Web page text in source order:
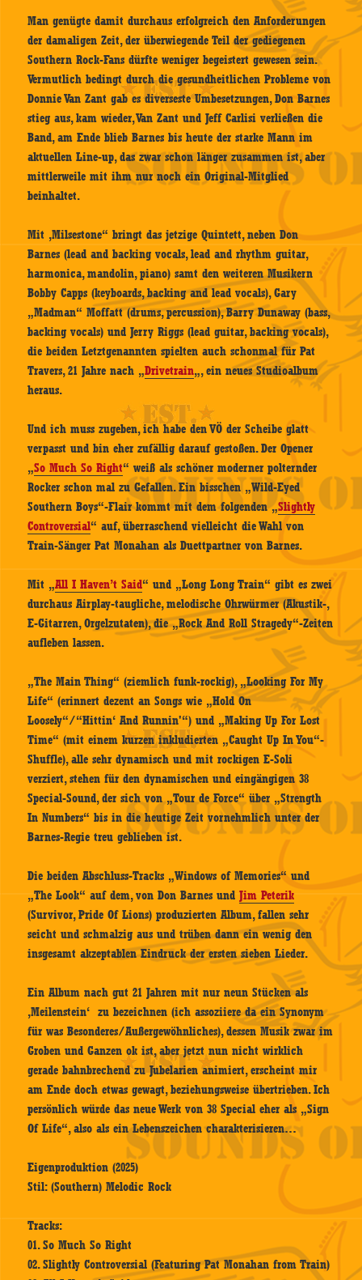
Man genügte damit durchaus erfolgreich den Anforderungen
der damaligen Zeit, der überwiegende Teil der gediegenen
Southern Rock-Fans dürfte weniger begeistert gewesen sein.
Vermutlich bedingt durch die gesundheitlichen Probleme von
Donnie Van Zant gab es diverseste Umbesetzungen, Don Barnes
stieg aus, kam wieder, Van Zant und Jeff Carlisi verließen die
Band, am Ende blieb Barnes bis heute der starke Mann im
aktuellen Line-up, das zwar schon länger zusammen ist, aber
mittlerweile mit ihm nur noch ein Original-Mitglied
beinhaltet.
Mit ‚Milsestone“ bringt das jetzige Quintett, neben Don
Barnes (lead and backing vocals, lead and rhythm guitar,
harmonica, mandolin, piano) samt den weiteren Musikern
Bobby Capps (keyboards, backing and lead vocals), Gary
„Madman“ Moffatt (drums, percussion), Barry Dunaway (bass,
backing vocals) und Jerry Riggs (lead guitar, backing vocals),
die beiden Letztgenannten spielten auch schonmal für Pat
Travers, 21 Jahre nach „Drivetrain„, ein neues Studioalbum
heraus.
Und ich muss zugeben, ich habe den VÖ der Scheibe glatt
verpasst und bin eher zufällig darauf gestoßen. Der Opener
„So Much So Right“ weiß als schöner moderner polternder
Rocker schon mal zu Gefallen. Ein bisschen „Wild-Eyed
Southern Boys“-Flair kommt mit dem folgenden „Slightly
Controversial“ auf, überraschend vielleicht die Wahl von
Train-Sänger Pat Monahan als Duettpartner von Barnes.
Mit „All I Haven’t Said“ und „Long Long Train“ gibt es zwei
durchaus Airplay-taugliche, melodische Ohrwürmer (Akustik-,
E-Gitarren, Orgelzutaten), die „Rock And Roll Stragedy“-Zeiten
aufleben lassen.
„The Main Thing“ (ziemlich funk-rockig), „Looking For My
Life“ (erinnert dezent an Songs wie „Hold On
Loosely“/“Hittin‘ And Runnin'“) und „Making Up For Lost
Time“ (mit einem kurzen inkludierten „Caught Up In You“-
Shuffle), alle sehr dynamisch und mit rockigen E-Soli
verziert, stehen für den dynamischen und eingängigen 38
Special-Sound, der sich von „Tour de Force“ über „Strength
In Numbers“ bis in die heutige Zeit vornehmlich unter der
Barnes-Regie treu geblieben ist.
Die beiden Abschluss-Tracks „Windows of Memories“ und
„The Look“ auf dem, von Don Barnes undJim Peterik
(Survivor, Pride Of Lions) produzierten Album, fallen sehr
seicht und schmalzig aus und trüben dann ein wenig den
insgesamt akzeptablen Eindruck der ersten sieben Lieder.
Ein Album nach gut 21 Jahren mit nur neun Stücken als
‚Meilenstein‘ zu bezeichnen (ich assoziiere da ein Synonym
für was Besonderes/Außergewöhnliches), dessen Musik zwar im
Groben und Ganzen ok ist, aber jetzt nun nicht wirklich
gerade bahnbrechend zu Jubelarien animiert, erscheint mir
am Ende doch etwas gewagt, beziehungsweise übertrieben. Ich
persönlich würde das neue Werk von 38 Special eher als „Sign
Of Life“, also als ein Lebenszeichen charakterisieren…
Eigenproduktion (2025)
Stil: (Southern) Melodic Rock
Tracks:
01. So Much So Right
02. Slightly Controversial (Featuring Pat Monahan from Train)